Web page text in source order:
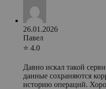
26.01.2026
Павел
⭐ 4.0
Давно искал такой
данные сохраняются
историю операций.